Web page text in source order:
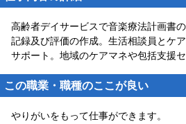
高齢者デイサービスで音楽療法計画書
記録及び評価の作成。生活相談員とケ
サポート。地域のケアマネや包括支援
この職業・職種のここが良い
やりがいをもって仕事ができます。